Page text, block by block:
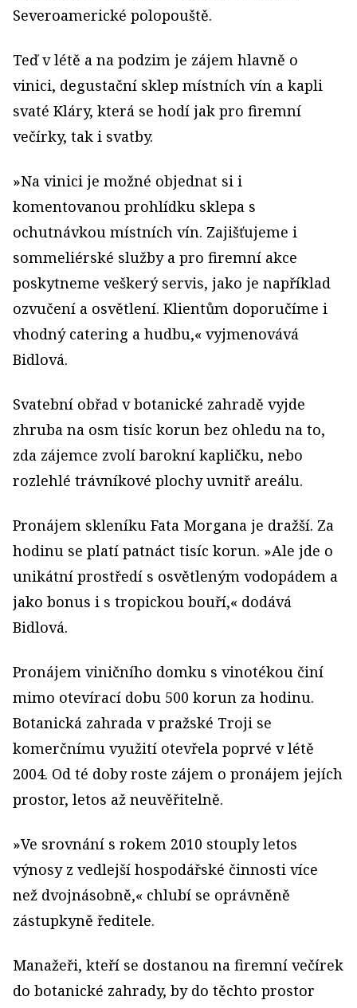
Severoamerické polopouště.
Teď v létě a na podzim je zájem hlavně o
vinici, degustační sklep místních vín a kapli
svaté Kláry, která se hodí jak pro firemní
večírky, tak i svatby.
»Na vinici je možné objednat si i
komentovanou prohlídku sklepa s
ochutnávkou místních vín. Zajišťujeme i
sommeliérské služby a pro firemní akce
poskytneme veškerý servis, jako je například
ozvučení a osvětlení. Klientům doporučíme i
vhodný catering a hudbu,« vyjmenovává
Bidlová.
Svatební obřad v botanické zahradě vyjde
zhruba na osm tisíc korun bez ohledu na to,
zda zájemce zvolí barokní kapličku, nebo
rozlehlé trávníkové plochy uvnitř areálu.
Pronájem skleníku Fata Morgana je dražší. Za
hodinu se platí patnáct tisíc korun. »Ale jde o
unikátní prostředí s osvětleným vodopádem a
jako bonus i s tropickou bouří,« dodává
Bidlová.
Pronájem viničního domku s vinotékou činí
mimo otevírací dobu 500 korun za hodinu.
Botanická zahrada v pražské Troji se
komerčnímu využití otevřela poprvé v létě
2004. Od té doby roste zájem o pronájem jejích
prostor, letos až neuvěřitelně.
»Ve srovnání s rokem 2010 stouply letos
výnosy z vedlejší hospodářské činnosti více
než dvojnásobně,« chlubí se oprávněně
zástupkyně ředitele.
Manažeři, kteří se dostanou na firemní večírek
do botanické zahrady, by do těchto prostor